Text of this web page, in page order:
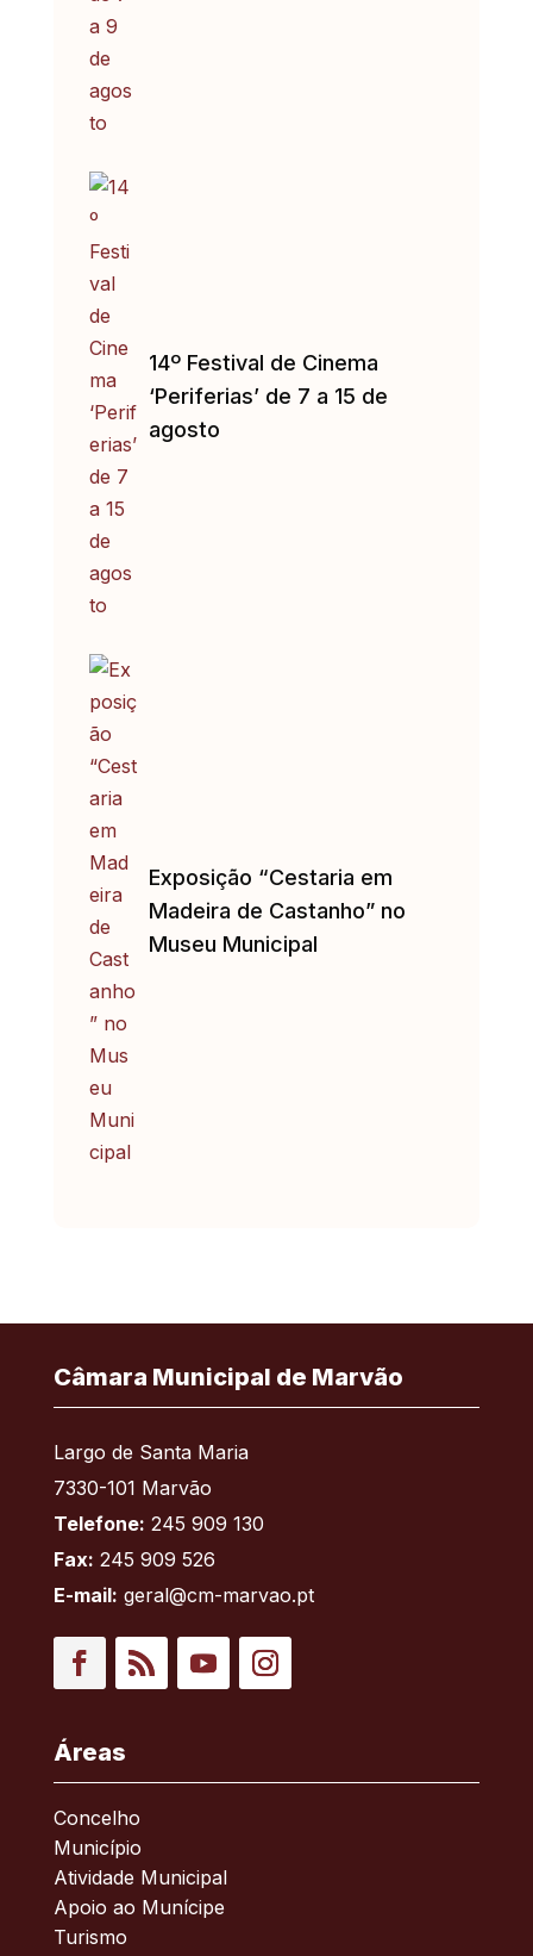
14º Festival de Cinema
‘Periferias’ de 7 a 15 de
agosto
Exposição “Cestaria em
Madeira de Castanho” no
Museu Municipal
Câmara Municipal de Marvão
Largo de Santa Maria
7330-101 Marvão
Telefone: 245 909 130
Fax: 245 909 526
E-mail: geral@cm-marvao.pt
Áreas
Concelho
Município
Atividade Municipal
Apoio ao Munícipe
Turismo